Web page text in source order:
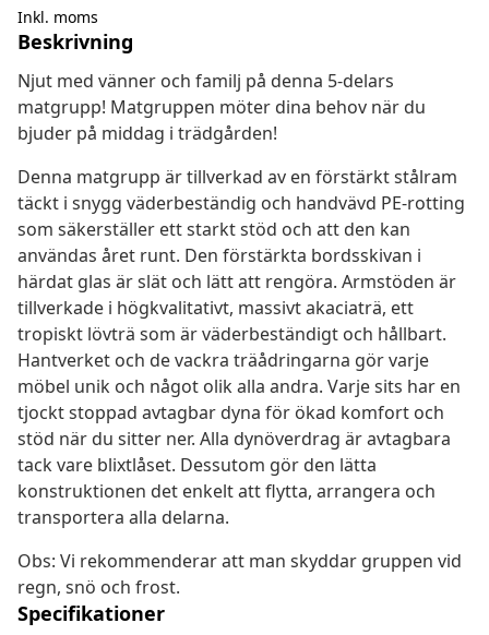
Inkl. moms
Beskrivning
Njut med vänner och familj på denna 5-delars
matgrupp! Matgruppen möter dina behov när du
bjuder på middag i trädgården!
Denna matgrupp är tillverkad av en förstärkt stålram
täckt i snygg väderbeständig och handvävd PE-rotting
som säkerställer ett starkt stöd och att den kan
användas året runt. Den förstärkta bordsskivan i
härdat glas är slät och lätt att rengöra. Armstöden är
tillverkade i högkvalitativt, massivt akaciaträ, ett
tropiskt lövträ som är väderbeständigt och hållbart.
Hantverket och de vackra träådringarna gör varje
möbel unik och något olik alla andra. Varje sits har en
tjockt stoppad avtagbar dyna för ökad komfort och
stöd när du sitter ner. Alla dynöverdrag är avtagbara
tack vare blixtlåset. Dessutom gör den lätta
konstruktionen det enkelt att flytta, arrangera och
transportera alla delarna.
Obs: Vi rekommenderar att man skyddar gruppen vid
regn, snö och frost.
Specifikationer